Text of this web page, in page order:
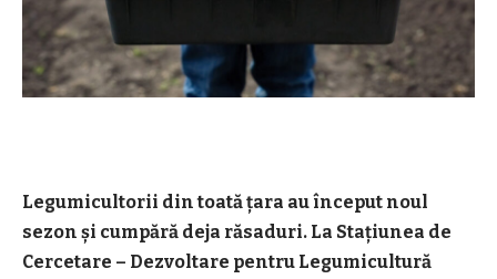
Legumicultorii din toată țara au început noul
sezon și cumpără deja răsaduri. La Stațiunea de
Cercetare – Dezvoltare pentru Legumicultură